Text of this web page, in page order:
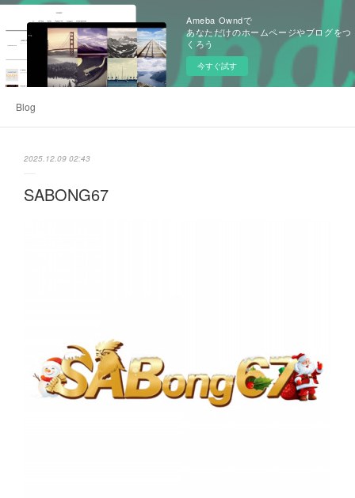
Ameba Owndで
あなただけのホームページやブログをつ
くろう
今すぐ試す
Blog
2025.12.09 02:43
SABONG67